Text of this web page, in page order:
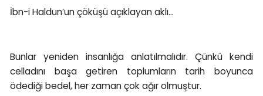
İbn-i Haldun’un çöküşü açıklayan aklı…
Bunlar yeniden insanlığa anlatılmalıdır. Çünkü kendi
celladını başa getiren toplumların tarih boyunca
ödediği bedel, her zaman çok ağır olmuştur.